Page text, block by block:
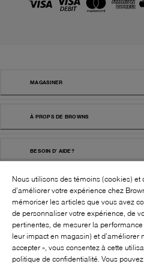
MAGASINER
À PROPS DE BROWNS
BESOIN D' AIDE?
SUIVEZ-NOUS!:
Nous utilisons des témoins (cookies)
d’améliorer votre expérience chez
mémoriser les articles que vous avez
de personnaliser votre expérience, de
pertinentes, de mesurer la
leur impact en magasin) et d’améliorer
accepter », vous consentez à cette
politique de confidentialité. Vous